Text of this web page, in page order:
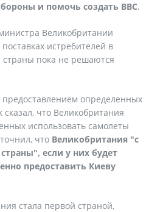
и помочь создать ВВС.
Великобритании
истребителей в
страны пока не решаются
определенных
сказал, что Великобритания
использовать самолеты
что Великобритания "с
если у них будет
предоставить Киеву
стала первой страной,